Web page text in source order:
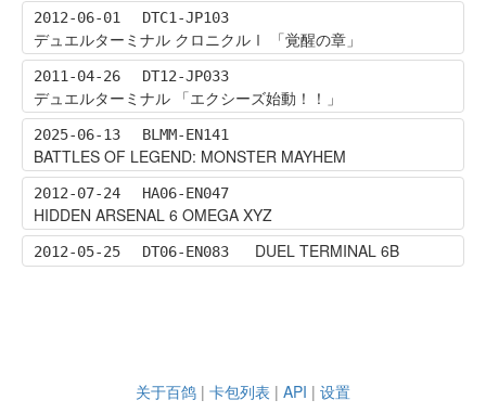
2012-06-01 DTC1-JP103
デュエルターミナル クロニクルⅠ 「覚醒の章」
2011-04-26 DT12-JP033
デュエルターミナル 「エクシーズ始動！！」
2025-06-13 BLMM-EN141
BATTLES OF LEGEND: MONSTER MAYHEM
2012-07-24 HA06-EN047
HIDDEN ARSENAL 6 OMEGA XYZ
2012-05-25 DT06-EN083 DUEL TERMINAL 6B
关于百鸽 | 卡包列表 | API | 设置